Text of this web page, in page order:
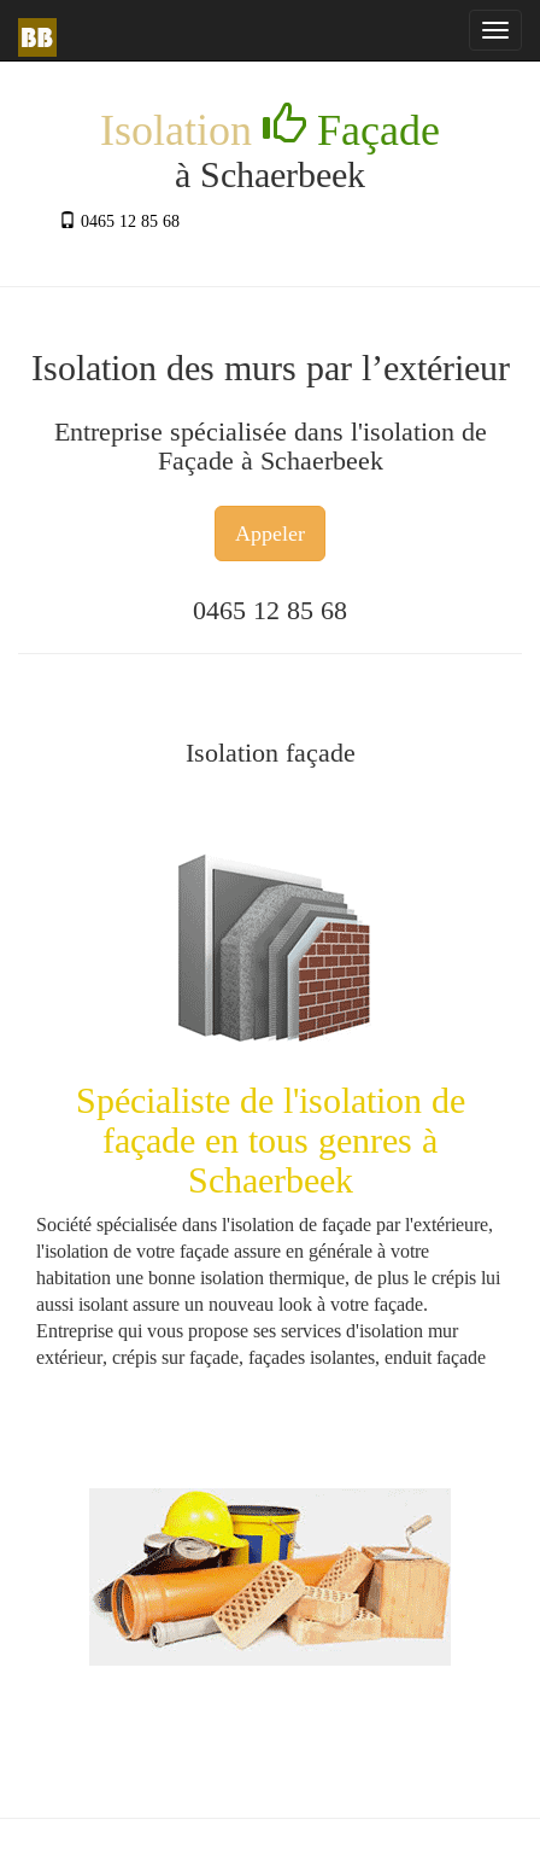
Isolation Façade
à Schaerbeek
0465 12 85 68
Isolation des murs par l’extérieur
Entreprise spécialisée dans l'isolation de
Façade à Schaerbeek
Appeler
0465 12 85 68
Isolation façade
Spécialiste de l'isolation de
façade en tous genres à
Schaerbeek
Société spécialisée dans l'isolation de façade par l'extérieure,
l'isolation de votre façade assure en générale à votre
habitation une bonne isolation thermique, de plus le crépis lui
aussi isolant assure un nouveau look à votre façade.
Entreprise qui vous propose ses services d'isolation mur
extérieur, crépis sur façade, façades isolantes, enduit façade